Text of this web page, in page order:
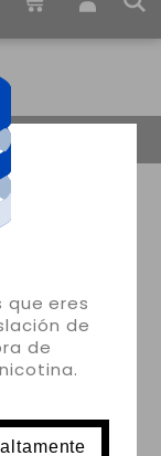
eres
de
de
01m: 19s